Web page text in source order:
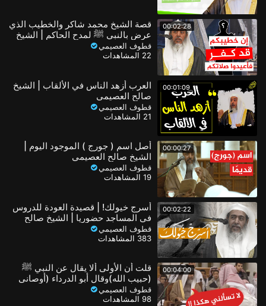
00:02:28
قصة الشيخ محمد شاكر والخطيب الذي
عرض بالنبي ﷺ لمدح الحاكم | الشيخ
صالح العصيمي
قطوف العصيمي
22 المشاهدات
00:01:09
العرب أزهد الناس في الألقاب | الشيخ
صالح العصيمي
قطوف العصيمي
21 المشاهدات
00:00:27
أصل اسم ( جورج ) الموجود اليوم |
الشيخ صالح العصيمي
قطوف العصيمي
19 المشاهدات
00:02:22
أسرج خيولك! | قصيدة العودة للدروس
في المساجد حضوريا | الشيخ صالح
العصيمي
قطوف العصيمي
383 المشاهدات
00:04:00
قلت أن الأولى ألا يقال عن النبي ﷺ
(حبيب الله)وقال أبو الدرداء (أوصاني
حبيبي)! | الشيخ صالح العصيمي
قطوف العصيمي
98 المشاهدات